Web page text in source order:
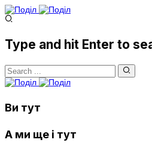
Type and hit Enter to
Ви тут
А ми ще і тут